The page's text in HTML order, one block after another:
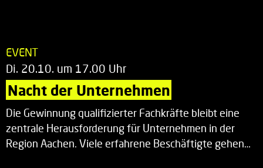
EVENT
Di. 20.10. um 17.00 Uhr
Nacht der Unternehmen
Die Gewinnung qualifizierter Fachkräfte bleibt eine
zentrale Herausforderung für Unternehmen in der
Region Aachen. Viele erfahrene Beschäftigte gehen…